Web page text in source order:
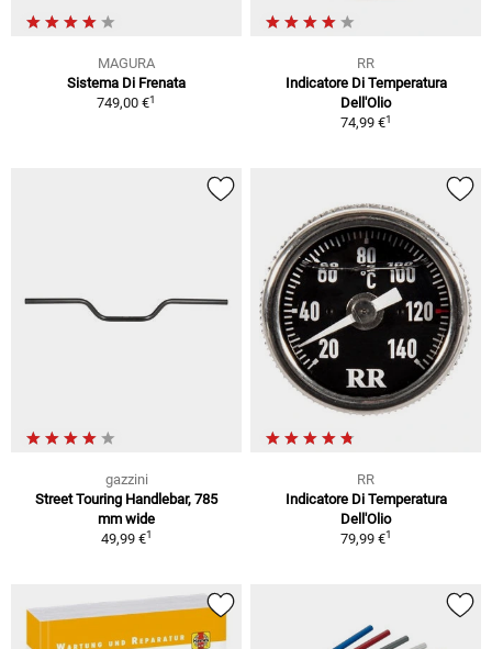
MAGURA
Sistema Di Frenata
749,00 €1
RR
Indicatore Di Temperatura
Dell'Olio
74,99 €1
gazzini
Street Touring Handlebar, 785
mm wide
49,99 €1
RR
Indicatore Di Temperatura
Dell'Olio
79,99 €1